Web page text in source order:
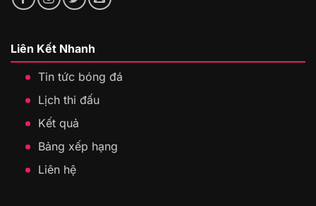
Liên Kết Nhanh
Tin tức bóng đá
Lịch thi đấu
Kết quả
Bảng xếp hạng
Liên hệ